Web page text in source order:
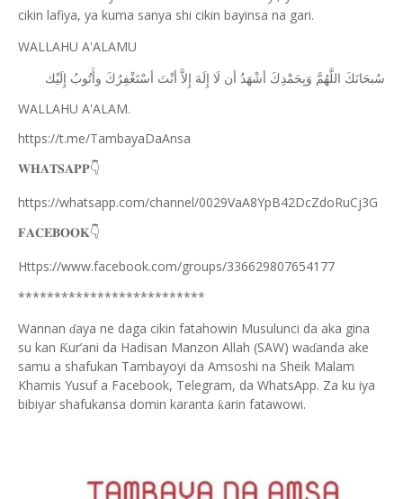
cikin lafiya, ya kuma sanya shi cikin bayinsa na gari.
WALLAHU A'ALAMU
ﺳُﺒﺤَﺎﻧَﻚَ ﺍﻟﻠَّﻬُﻢَّ ﻭَﺑِﺤَﻤْﺪِﻙَ ﺃﺷْﻬَﺪُ ﺃﻥ ﻟَﺎ ﺇِﻟَﻪَ ﺇِﻻَّ ﺃﻧْﺖَ ﺃﺳْﺘَﻐْﻔِﺮُﻙَ ﻭﺃَﺗُﻮﺏُ ﺇِﻟَﻴْﻚ
WALLAHU A'ALAM.
https://t.me/TambayaDaAnsa
𝐖𝐇𝐀𝐓𝐒𝐀𝐏𝐏👇
https://whatsapp.com/channel/0029VaA8YpB42DcZdoRuCj3G
𝐅𝐀𝐂𝐄𝐁𝐎𝐎𝐊👇
Https://www.facebook.com/groups/336629807654177
**************************
Wannan ɗaya ne daga cikin fatahowin Musulunci da aka gina
su kan Ƙur’ani da Hadisan Manzon Allah (SAW) waɗanda ake
samu a shafukan Tambayoyi da Amsoshi na Sheik Malam
Khamis Yusuf a Facebook, Telegram, da WhatsApp. Za ku iya
bibiyar shafukansa domin karanta ƙarin fatawowi.